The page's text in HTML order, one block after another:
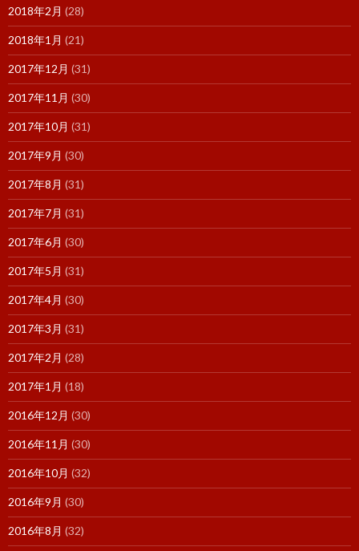
2018年2月 (28)
2018年1月 (21)
2017年12月 (31)
2017年11月 (30)
2017年10月 (31)
2017年9月 (30)
2017年8月 (31)
2017年7月 (31)
2017年6月 (30)
2017年5月 (31)
2017年4月 (30)
2017年3月 (31)
2017年2月 (28)
2017年1月 (18)
2016年12月 (30)
2016年11月 (30)
2016年10月 (32)
2016年9月 (30)
2016年8月 (32)